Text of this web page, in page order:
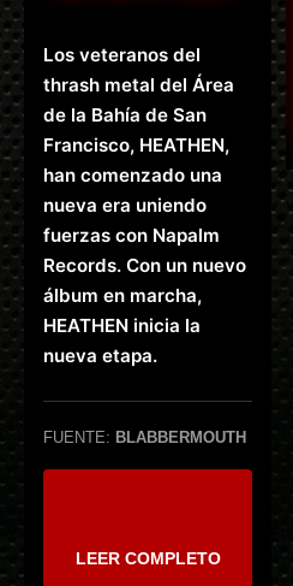
Los veteranos del
thrash metal del Área
de la Bahía de San
Francisco, HEATHEN,
han comenzado una
nueva era uniendo
fuerzas con Napalm
Records. Con un nuevo
álbum en marcha,
HEATHEN inicia la
nueva etapa.
FUENTE: BLABBERMOUTH
LEER COMPLETO